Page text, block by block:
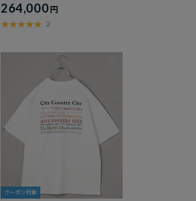
264,000円
2
クーポン対象